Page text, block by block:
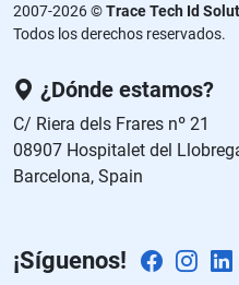
ej
e
st
e
c
a
o
2007-2026 ©Trace Tech Id
Todos los derechos reservados.
¿Dónde estamos?
C/ Riera dels Frares nº 21
08907 Hospitalet del
Barcelona, Spain
¡Síguenos!